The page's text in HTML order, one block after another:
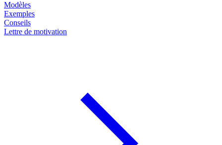
Modèles
Exemples
Conseils
Lettre de motivation